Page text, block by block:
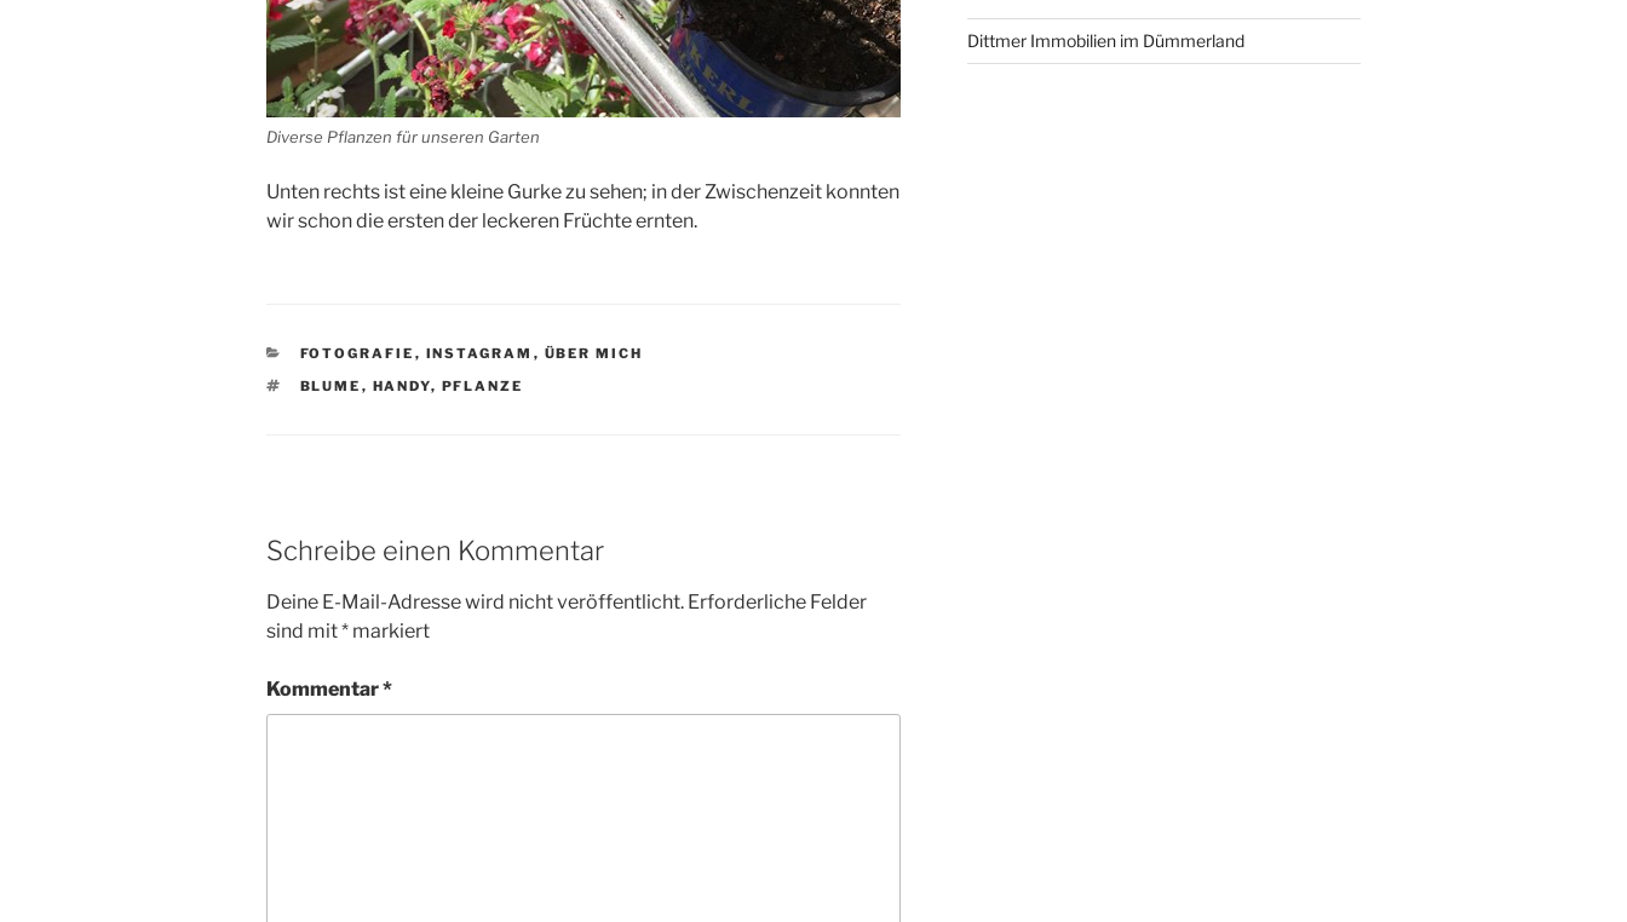
Diverse Pflanzen für unseren Garten
Unten rechts ist eine kleine Gurke zu sehen; in der Zwischenzeit konnten
wir schon die ersten der leckeren Früchte ernten.
KATEGORIEN
FOTOGRAFIE , INSTAGRAM , ÜBER MICH
SCHLAGWÖRTER
BLUME , HANDY, PFLANZE
Schreibe einen Kommentar
Deine E-Mail-Adresse wird nicht veröffentlicht. Erforderliche Felder
sind mit* markiert
Kommentar*
Dittmer Immobilien im Dümmerland